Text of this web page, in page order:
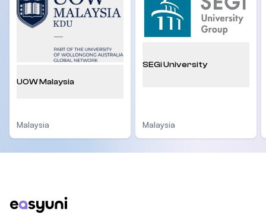
UOW Malaysia
Malaysia
SEGi University
Malaysia